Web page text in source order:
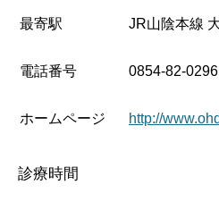
最寄駅 JR山陰本線
電話番号 0854-82-0296
ホームページ http://
診療時間